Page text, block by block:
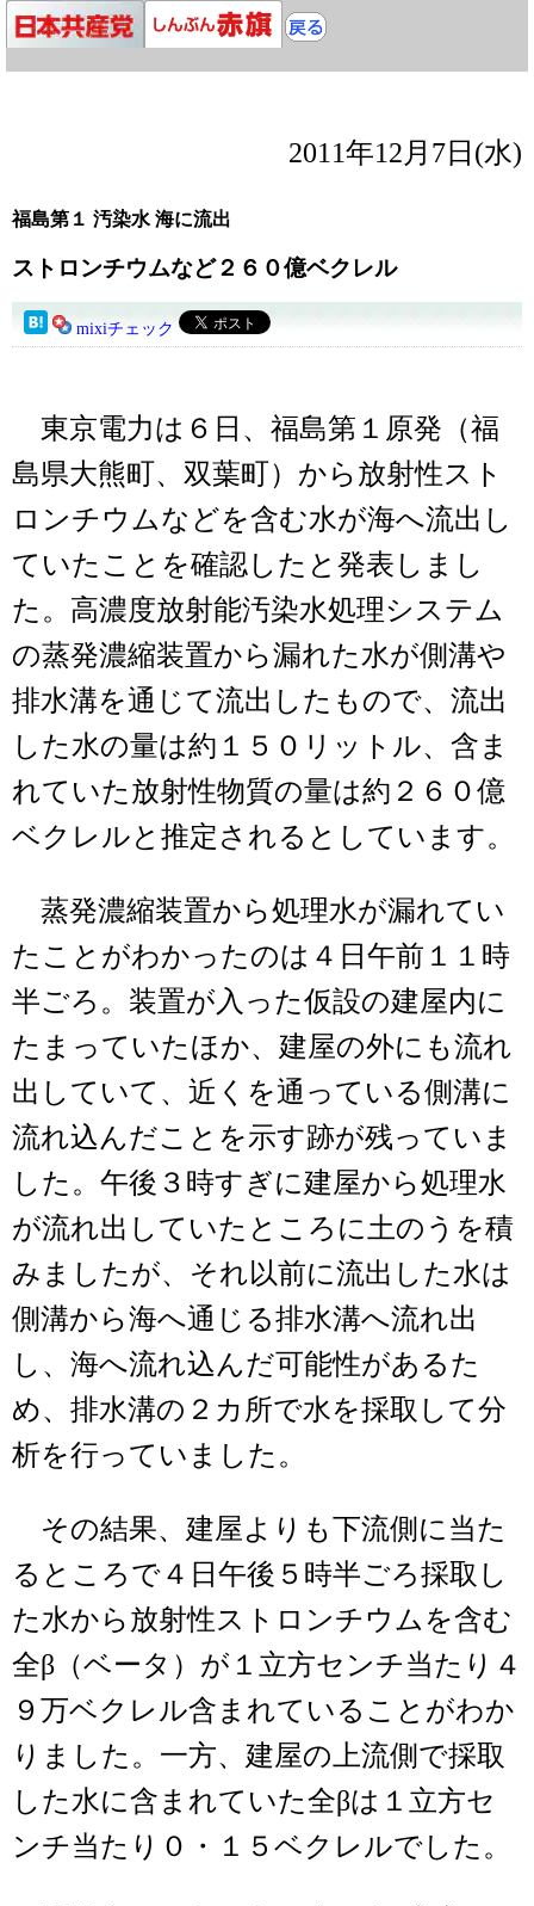
2011年12月7日(水)
福島第１ 汚染水 海に流出
ストロンチウムなど２６０億ベクレル
mixiチェック
東京電力は６日、福島第１原発（福
島県大熊町、双葉町）から放射性スト
ロンチウムなどを含む水が海へ流出し
ていたことを確認したと発表しまし
た。高濃度放射能汚染水処理システム
の蒸発濃縮装置から漏れた水が側溝や
排水溝を通じて流出したもので、流出
した水の量は約１５０リットル、含ま
れていた放射性物質の量は約２６０億
ベクレルと推定されるとしています。
蒸発濃縮装置から処理水が漏れてい
たことがわかったのは４日午前１１時
半ごろ。装置が入った仮設の建屋内に
たまっていたほか、建屋の外にも流れ
出していて、近くを通っている側溝に
流れ込んだことを示す跡が残っていま
した。午後３時すぎに建屋から処理水
が流れ出していたところに土のうを積
みましたが、それ以前に流出した水は
側溝から海へ通じる排水溝へ流れ出
し、海へ流れ込んだ可能性があるた
め、排水溝の２カ所で水を採取して分
析を行っていました。
その結果、建屋よりも下流側に当た
るところで４日午後５時半ごろ採取し
た水から放射性ストロンチウムを含む
全β（ベータ）が１立方センチ当たり４
９万ベクレル含まれていることがわか
りました。一方、建屋の上流側で採取
した水に含まれていた全βは１立方セ
ンチ当たり０・１５ベクレルでした。